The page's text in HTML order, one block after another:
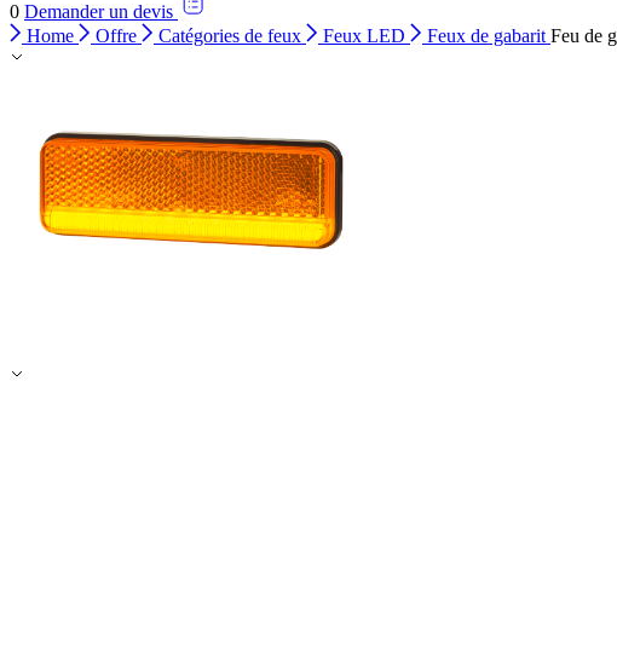
0 Demander un devis
Home
Offre Catégories de feux Feux LED Feux de gabaritFeu de